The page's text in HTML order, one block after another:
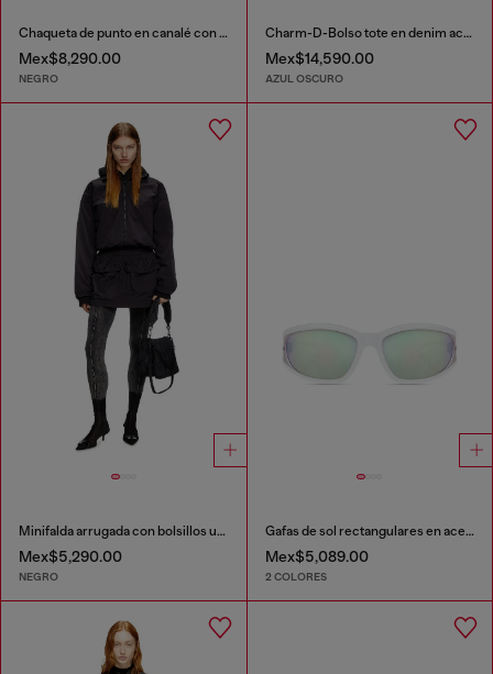
Chaqueta de punto en canalé con bolsillos cargo
Mex$8,290.00
NEGRO
Charm-D-Bolso tote en denim acolchado
Mex$14,590.00
AZUL OSCURO
Minifalda arrugada con bolsillos utility
Mex$5,290.00
NEGRO
Gafas de sol rectangulares en acetato
Mex$5,089.00
2 COLORES